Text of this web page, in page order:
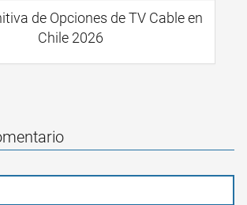
de Opciones de TV Cable en
Chile 2026